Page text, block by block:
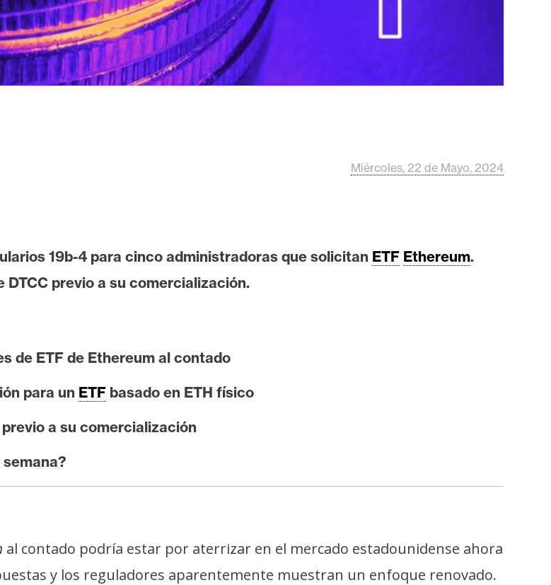
Miércoles, 22 de Mayo, 2024
19b-4 para cinco administradoras que solicitan ETF Ethereum.
DTCC previo a su comercialización.
de ETF de Ethereum al contado
para un ETF basado en ETH físico
a su comercialización
al contado podría estar por aterrizar en el mercado estadounidense ahora
y los reguladores aparentemente muestran un enfoque renovado.